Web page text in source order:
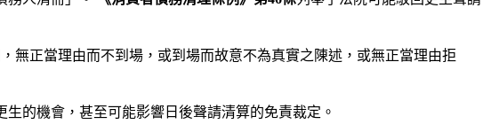
無正當理由而不到場，或到場而故意不為真實之陳述，或無正當理由拒
的機會，甚至可能影響日後聲請清算的免責裁定。